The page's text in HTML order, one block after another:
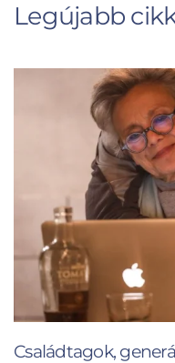
Legújabb
Családtagok,